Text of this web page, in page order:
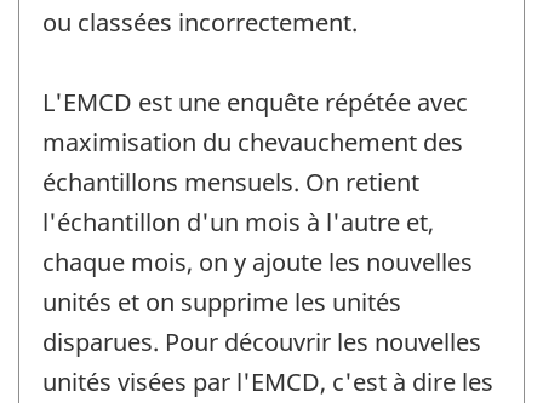
ou classées incorrectement.
L'EMCD est une enquête répétée avec
maximisation du chevauchement des
échantillons mensuels. On retient
l'échantillon d'un mois à l'autre et,
chaque mois, on y ajoute les nouvelles
unités et on supprime les unités
disparues. Pour découvrir les nouvelles
unités visées par l'EMCD, c'est à dire les